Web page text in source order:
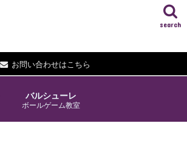
お問い合わせはこちら
search
バルシューレ
ボールゲーム教室